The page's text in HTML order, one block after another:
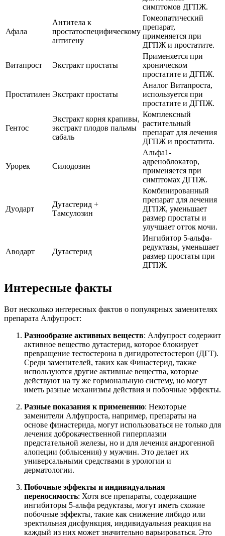
симптомов ДГПЖ.
Афала
Антитела к
простатоспецифическому
антигену
Гомеопатический
препарат,
применяется при
ДГПЖ и простатите.
Витапрост Экстракт простаты
Применяется при
хроническом
простатите и ДГПЖ.
Простатилен Экстракт простаты
Аналог Витапроста,
используется при
простатите и ДГПЖ.
Гентос
Экстракт корня крапивы,
экстракт плодов пальмы
сабаль
Комплексный
растительный
препарат для лечения
ДГПЖ и простатита.
Урорек Силодозин
Альфа1-
адреноблокатор,
применяется при
симптомах ДГПЖ.
Дуодарт
Дутастерид +
Тамсулозин
Комбинированный
препарат для лечения
ДГПЖ, уменьшает
размер простаты и
улучшает отток мочи.
Аводарт Дутастерид
Ингибитор 5-альфа-
редуктазы, уменьшает
размер простаты при
ДГПЖ.
Интересные факты
Вот несколько интересных фактов о популярных заменителях
препарата Алфупрост:
Разнообразие активных веществ: Алфупрост содержит
активное вещество дутастерид, которое блокирует
превращение тестостерона в дигидротестостерон (ДГТ).
Среди заменителей, таких как Финастерид, также
используются другие активные вещества, которые
действуют на ту же гормональную систему, но могут
иметь разные механизмы действия и побочные эффекты.
Разные показания к применению: Некоторые
заменители Алфупроста, например, препараты на
основе финастерида, могут использоваться не только для
лечения доброкачественной гиперплазии
предстательной железы, но и для лечения андрогенной
алопеции (облысения) у мужчин. Это делает их
универсальными средствами в урологии и
дерматологии.
Побочные эффекты и индивидуальная
переносимость: Хотя все препараты, содержащие
ингибиторы 5-альфа редуктазы, могут иметь схожие
побочные эффекты, такие как снижение либидо или
эректильная дисфункция, индивидуальная реакция на
каждый из них может значительно варьироваться. Это